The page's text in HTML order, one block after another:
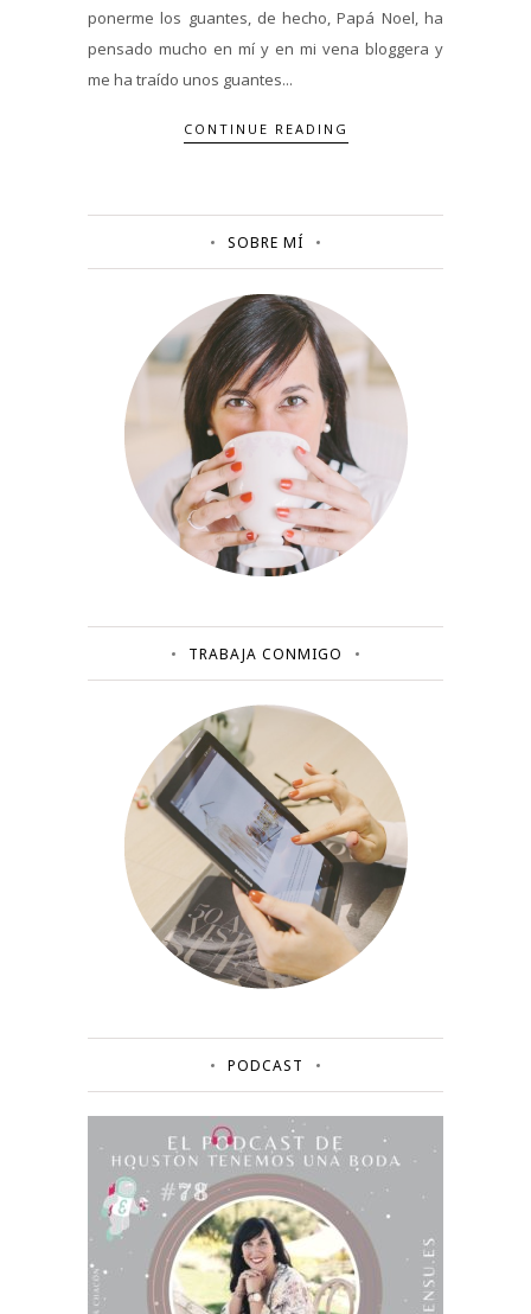
ponerme los guantes, de hecho, Papá Noel, ha
pensado mucho en mí y en mi vena bloggera y
me ha traído unos guantes...
CONTINUE READING
SOBRE MÍ
TRABAJA CONMIGO
PODCAST